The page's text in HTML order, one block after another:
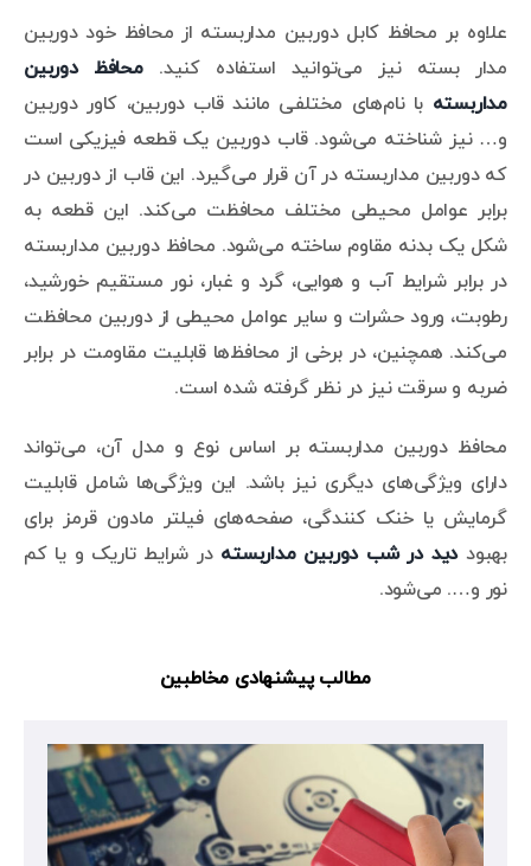
علاوه بر محافظ کابل دوربین مداربسته از محافظ خود دوربین
مدار بسته نیز می‌توانید استفاده کنید.محافظ دوربین
مداربسته با نام‌های مختلفی مانند قاب دوربین، کاور دوربین
و… نیز شناخته می‌شود. قاب دوربین یک قطعه فیزیکی است
که دوربین مداربسته در آن قرار می‌گیرد. این قاب از دوربین در
برابر عوامل محیطی مختلف محافظت می‌کند. این قطعه به
شکل یک بدنه مقاوم ساخته می‌شود. محافظ دوربین مداربسته
در برابر شرایط آب و هوایی، گرد و غبار، نور مستقیم خورشید،
رطوبت، ورود حشرات و سایر عوامل محیطی از دوربین محافظت
می‌کند. همچنین، در برخی از محافظ‌ها قابلیت مقاومت در برابر
ضربه و سرقت نیز در نظر گرفته شده است.
محافظ دوربین مداربسته بر اساس نوع و مدل آن، می‌تواند
دارای ویژگی‌های دیگری نیز باشد. این ویژگی‌ها شامل قابلیت
گرمایش یا خنک کنندگی، صفحه‌های فیلتر مادون قرمز برای
بهبوددید در شب دوربین مداربسته در شرایط تاریک و یا کم
نور و…. می‌شود.
مطالب پیشنهادی مخاطبین